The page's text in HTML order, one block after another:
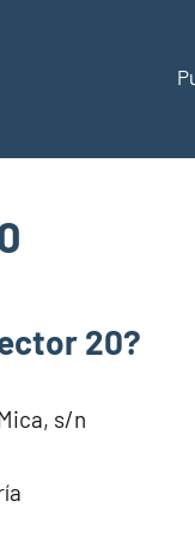
20?
s/n